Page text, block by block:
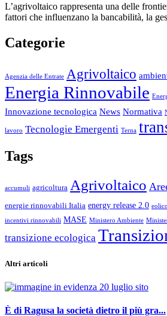
L’agrivoltaico rappresenta una delle
fattori che influenzano la bancabilità, la
Categorie
Agenzia delle Entrate Agrivoltaico
Energia Rinnovabile
Innovazione tecnologica News Normativa
lavoro Tecnologie Emergenti Terna
Tags
accumuli agricoltura Agrivoltaico
energie rinnovabili Italia energy release 2.0 eolico
incentivi rinnovabili MASE Ministero Ambiente
transizione ecologica
Altri articoli
È di Ragusa la società dietro il più gra...